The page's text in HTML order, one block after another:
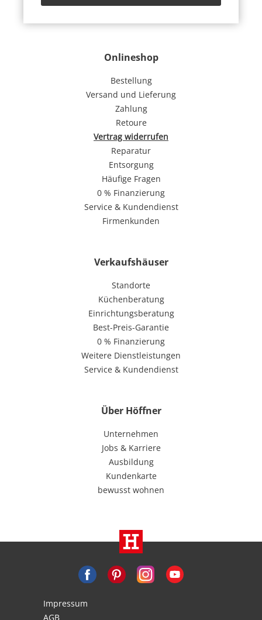
Onlineshop
Bestellung
Versand und Lieferung
Zahlung
Retoure
Vertrag widerrufen
Reparatur
Entsorgung
Häufige Fragen
0 % Finanzierung
Service & Kundendienst
Firmenkunden
Verkaufshäuser
Standorte
Küchenberatung
Einrichtungsberatung
Best-Preis-Garantie
0 % Finanzierung
Weitere Dienstleistungen
Service & Kundendienst
Über Höffner
Unternehmen
Jobs & Karriere
Ausbildung
Kundenkarte
bewusst wohnen
Impressum
AGB